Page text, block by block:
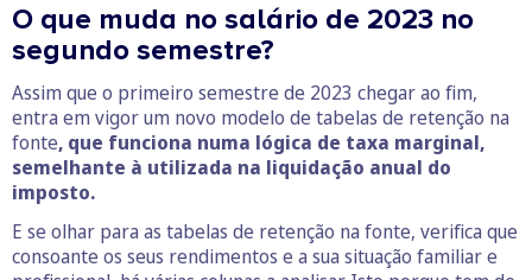
O que muda no salário de 2023 no
segundo semestre?
Assim que o primeiro semestre de 2023 chegar ao fim,
entra em vigor um novo modelo de tabelas de retenção na
fonte, que funciona numa lógica de taxa marginal,
semelhante à utilizada na liquidação anual do
imposto.
E se olhar para as tabelas de retenção na fonte, verifica que
consoante os seus rendimentos e a sua situação familiar e